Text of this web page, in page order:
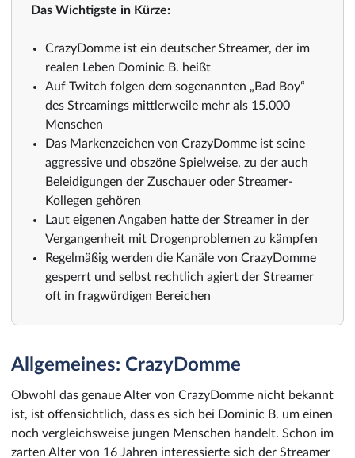
Das Wichtigste in Kürze:
CrazyDomme ist ein deutscher Streamer, der im
realen Leben Dominic B. heißt
Auf Twitch folgen dem sogenannten „Bad Boy“
des Streamings mittlerweile mehr als 15.000
Menschen
Das Markenzeichen von CrazyDomme ist seine
aggressive und obszöne Spielweise, zu der auch
Beleidigungen der Zuschauer oder Streamer-
Kollegen gehören
Laut eigenen Angaben hatte der Streamer in der
Vergangenheit mit Drogenproblemen zu kämpfen
Regelmäßig werden die Kanäle von CrazyDomme
gesperrt und selbst rechtlich agiert der Streamer
oft in fragwürdigen Bereichen
Allgemeines: CrazyDomme
Obwohl das genaue Alter von CrazyDomme nicht bekannt
ist, ist offensichtlich, dass es sich bei Dominic B. um einen
noch vergleichsweise jungen Menschen handelt. Schon im
zarten Alter von 16 Jahren interessierte sich der Streamer